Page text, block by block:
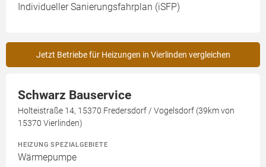
Individueller Sanierungsfahrplan (iSFP)
Jetzt Betriebe für Heizungen in Vierlinden vergleichen
Schwarz Bauservice
Holteistraße 14, 15370 Fredersdorf / Vogelsdorf (39km von
15370 Vierlinden)
HEIZUNG SPEZIALGEBIETE
Wärmepumpe